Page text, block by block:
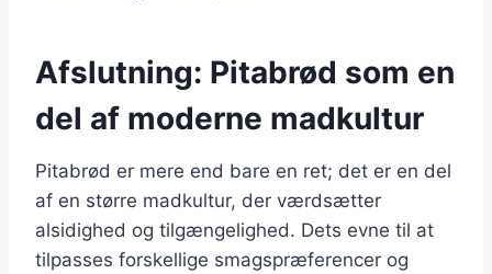
Afslutning: Pitabrød som en
del af moderne madkultur
Pitabrød er mere end bare en ret; det er en del
af en større madkultur, der værdsætter
alsidighed og tilgængelighed. Dets evne til at
tilpasses forskellige smagspræferencer og